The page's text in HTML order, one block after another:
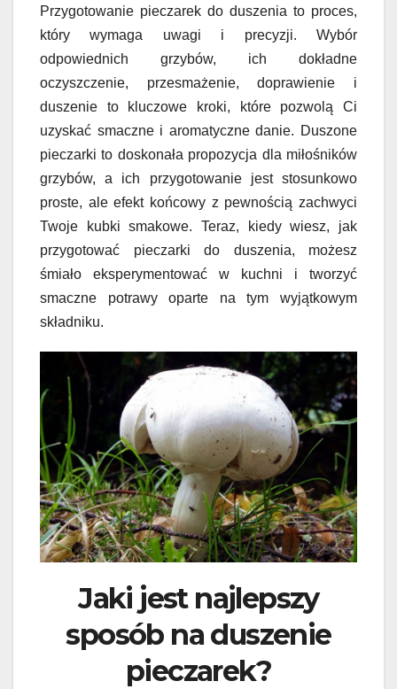
Przygotowanie pieczarek do duszenia to proces,
który wymaga uwagi i precyzji. Wybór
odpowiednich grzybów, ich dokładne
oczyszczenie, przesmażenie, doprawienie i
duszenie to kluczowe kroki, które pozwolą Ci
uzyskać smaczne i aromatyczne danie. Duszone
pieczarki to doskonała propozycja dla miłośników
grzybów, a ich przygotowanie jest stosunkowo
proste, ale efekt końcowy z pewnością zachwyci
Twoje kubki smakowe. Teraz, kiedy wiesz, jak
przygotować pieczarki do duszenia, możesz
śmiało eksperymentować w kuchni i tworzyć
smaczne potrawy oparte na tym wyjątkowym
składniku.
Jaki jest najlepszy
sposób na duszenie
pieczarek?